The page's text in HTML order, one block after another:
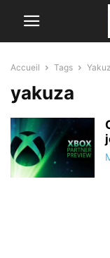
Accueil Tags
yakuza